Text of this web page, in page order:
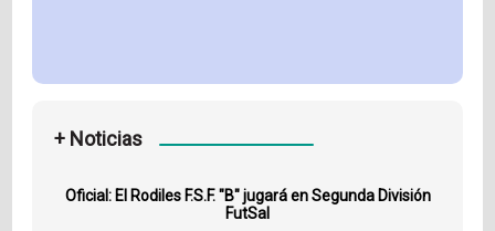
+ Noticias
Oficial: El Rodiles F.S.F. "B" jugará en Segunda División
FutSal